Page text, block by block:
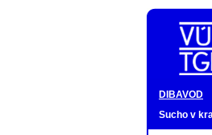
DIBAVOD
Sucho v